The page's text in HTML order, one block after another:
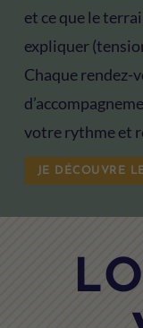
et ce que le
expliquer
Chaque rendez-
votre rythme et
JE DÉCOUVRE